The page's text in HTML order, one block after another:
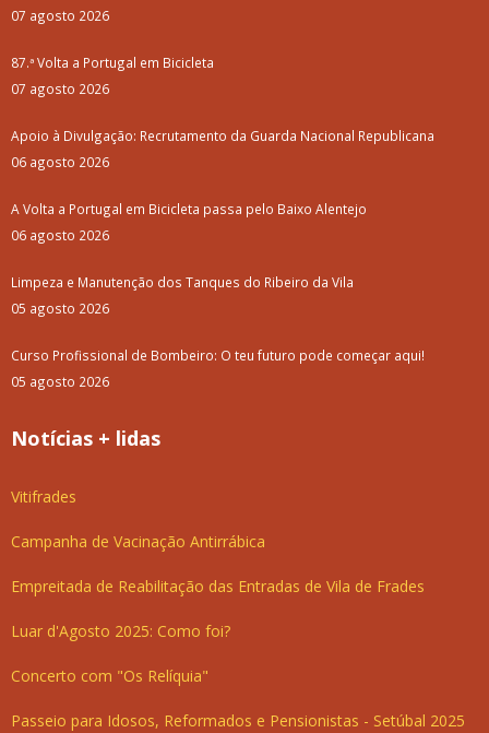
07 agosto 2026
87.ª Volta a Portugal em Bicicleta
07 agosto 2026
Apoio à Divulgação: Recrutamento da Guarda Nacional Republicana
06 agosto 2026
A Volta a Portugal em Bicicleta passa pelo Baixo Alentejo
06 agosto 2026
Limpeza e Manutenção dos Tanques do Ribeiro da Vila
05 agosto 2026
Curso Profissional de Bombeiro: O teu futuro pode começar aqui!
05 agosto 2026
Notícias + lidas
Vitifrades
Campanha de Vacinação Antirrábica
Empreitada de Reabilitação das Entradas de Vila de Frades
Luar d'Agosto 2025: Como foi?
Concerto com "Os Relíquia"
Passeio para Idosos, Reformados e Pensionistas - Setúbal 2025